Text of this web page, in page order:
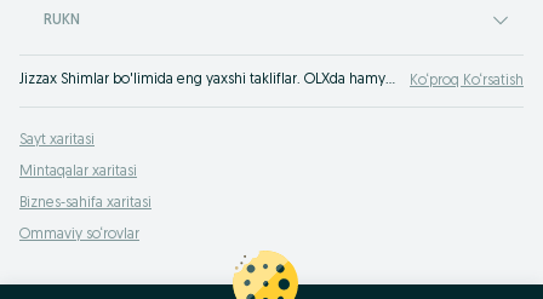
RUKN
Jizzax Shimlar bo'limida eng yaxshi takliflar. OLXda hamyonbop narxlarda mahsulot va xizmatlarning katta tanlovi! OLX.uz da ko'plab takliflar! Ko‘proq Ko‘rsatish
Sayt xaritasi
Mintaqalar xaritasi
Biznes-sahifa xaritasi
Ommaviy so‘rovlar